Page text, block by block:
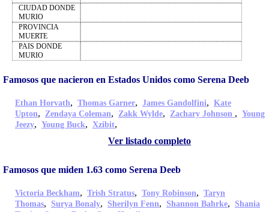
CIUDAD DONDE
MURIO
PROVINCIA
MUERTE
PAIS DONDE
MURIO
Famosos que nacieron en Estados Unidos como Serena Deeb
Ethan Horvath, Thomas Garner, James Gandolfini, Kate
Upton, Zendaya Coleman, Zakk Wylde, Zachary Johnson , Young
Jeezy, Young Buck, Xzibit,
Ver listado completo
Famosos que miden 1.63 como Serena Deeb
Victoria Beckham, Trish Stratus, Tony Robinson, Taryn
Thomas, Surya Bonaly, Sherilyn Fenn, Shannon Bahrke, Shania